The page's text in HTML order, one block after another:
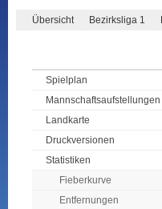
Übersicht Bezirksliga 1
Spielplan
Mannschaftsaufstellungen
Landkarte
Druckversionen
Statistiken
Fieberkurve
Entfernungen